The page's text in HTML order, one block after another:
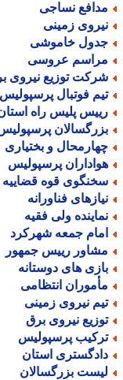
نساجی
زمینی
خاموشی
عروسی
توزیع نیروی برق
فوتبال پرسپولیس
پلیس راه استان
پرسپولیس
و بختیاری
پرسپولیس
قوه قضاییه
فناورانه
ولی فقیه
جمعه شهرکرد
رییس جمهور
های دوستانه
انتظامی
نیروی زمینی
نیروی برق
پرسپولیس
استان
بزرگسالان